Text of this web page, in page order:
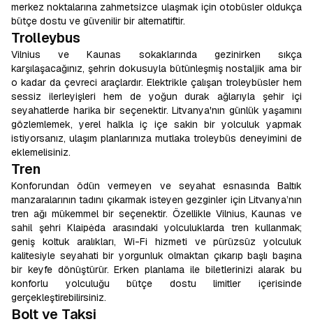
merkez noktalarına zahmetsizce ulaşmak için otobüsler oldukça
bütçe dostu ve güvenilir bir alternatiftir.
Trolleybus
Vilnius ve Kaunas sokaklarında gezinirken sıkça
karşılaşacağınız, şehrin dokusuyla bütünleşmiş nostaljik ama bir
o kadar da çevreci araçlardır. Elektrikle çalışan troleybüsler hem
sessiz ilerleyişleri hem de yoğun durak ağlarıyla şehir içi
seyahatlerde harika bir seçenektir. Litvanya'nın günlük yaşamını
gözlemlemek, yerel halkla iç içe sakin bir yolculuk yapmak
istiyorsanız, ulaşım planlarınıza mutlaka troleybüs deneyimini de
eklemelisiniz.
Tren
Konforundan ödün vermeyen ve seyahat esnasında Baltık
manzaralarının tadını çıkarmak isteyen gezginler için Litvanya’nın
tren ağı mükemmel bir seçenektir. Özellikle Vilnius, Kaunas ve
sahil şehri Klaipėda arasındaki yolculuklarda tren kullanmak;
geniş koltuk aralıkları, Wi-Fi hizmeti ve pürüzsüz yolculuk
kalitesiyle seyahati bir yorgunluk olmaktan çıkarıp başlı başına
bir keyfe dönüştürür. Erken planlama ile biletlerinizi alarak bu
konforlu yolculuğu bütçe dostu limitler içerisinde
gerçekleştirebilirsiniz.
Bolt ve Taksi